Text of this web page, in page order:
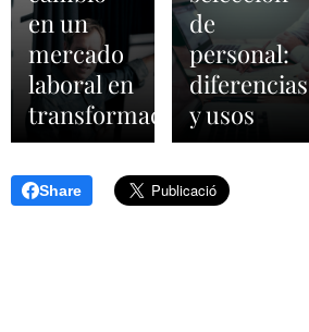
en un
mercado
laboral en
transformación
de
personal:
diferencias
y usos
Share